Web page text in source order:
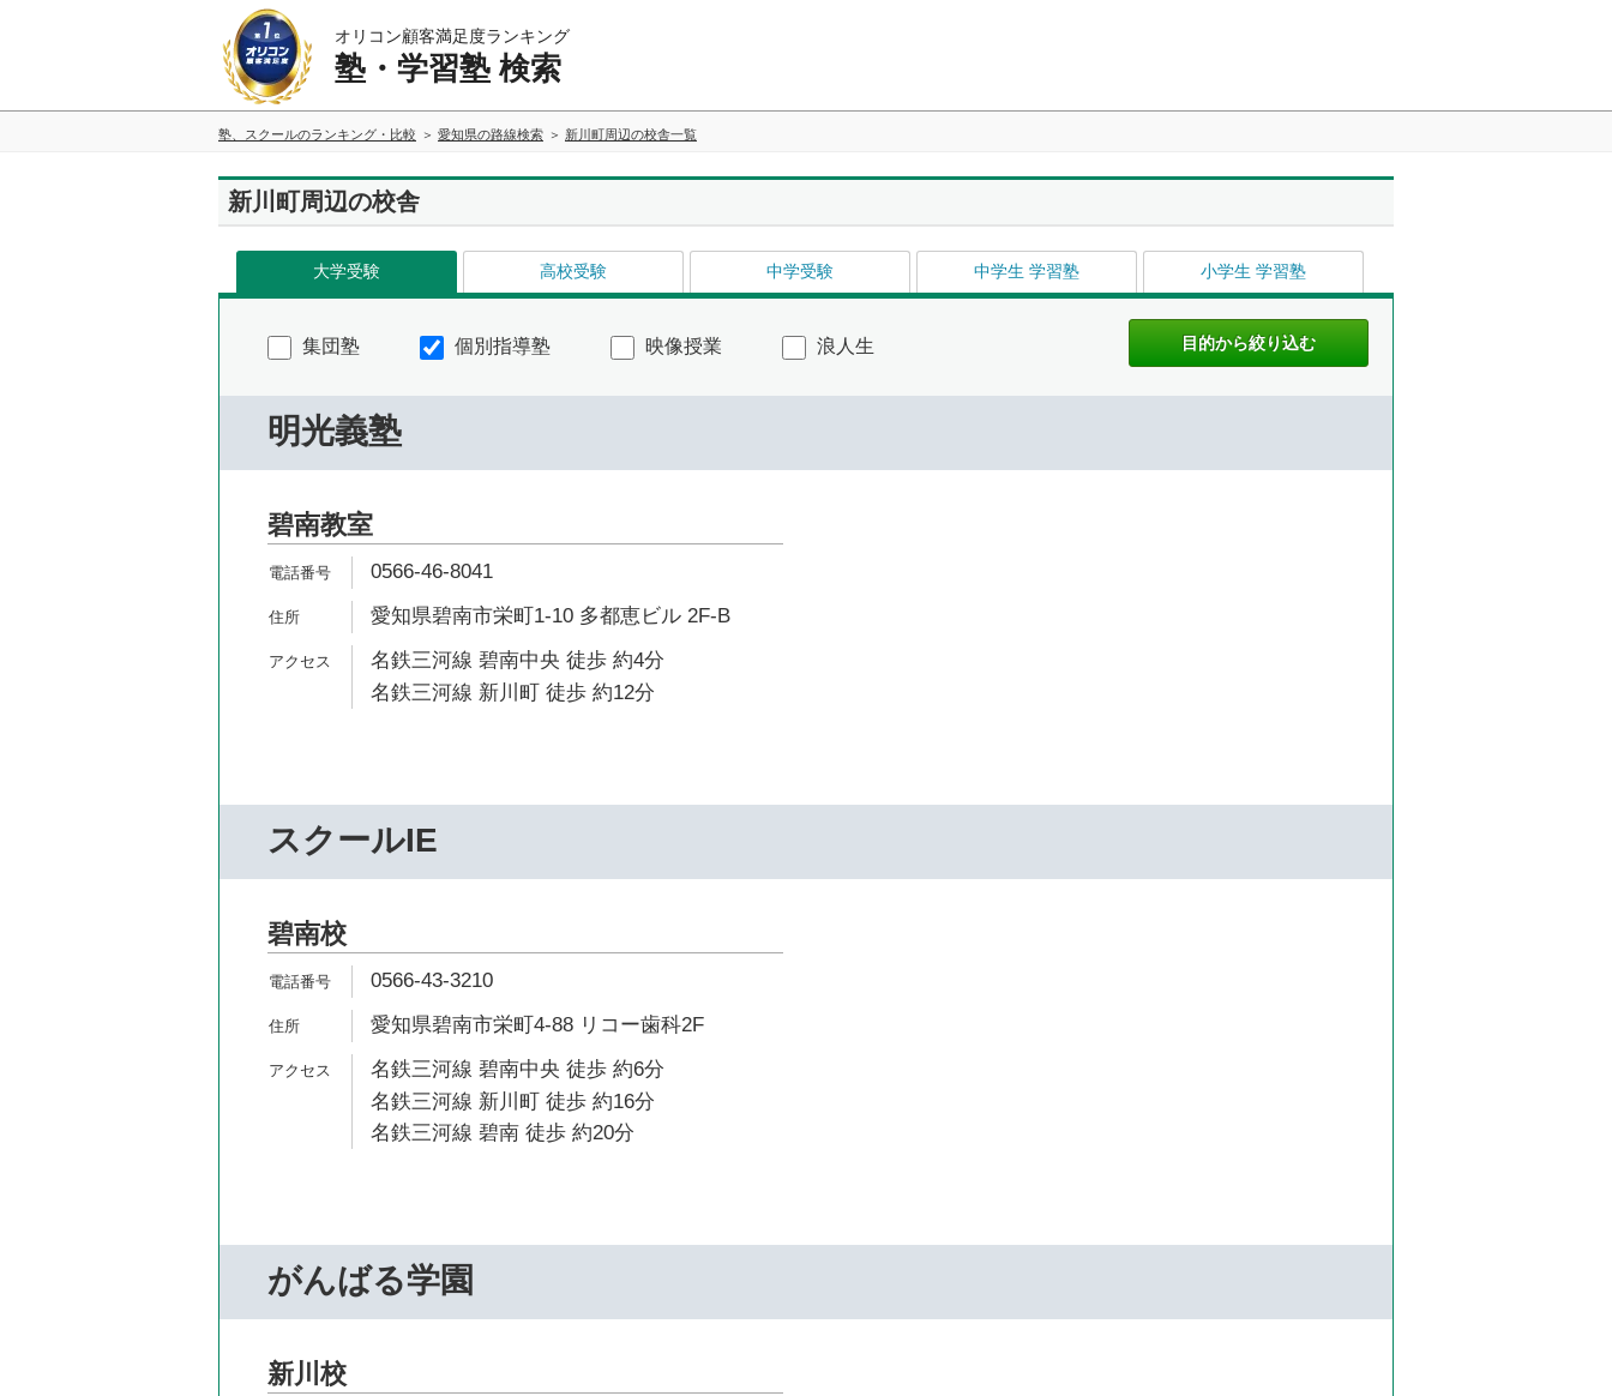
オリコン顧客満足度ランキング
塾・学習塾 検索
塾、スクールのランキング・比較 愛知県の路線検索 新川町周辺の校舎一覧
新川町周辺の校舎
大学受験 高校受験 中学受験 中学生 学習塾 小学生 学習塾
集団塾 個別指導塾 映像授業 浪人生
明光義塾
碧南教室
0566-46-8041
愛知県碧南市栄町1-10 多都恵ビル 2F-B
名鉄三河線 碧南中央 徒歩 約4分
名鉄三河線 新川町 徒歩 約12分
スクールIE
碧南校
0566-43-3210
愛知県碧南市栄町4-88 リコー歯科2F
名鉄三河線 碧南中央 徒歩 約6分
名鉄三河線 新川町 徒歩 約16分
名鉄三河線 碧南 徒歩 約20分
がんばる学園
新川校